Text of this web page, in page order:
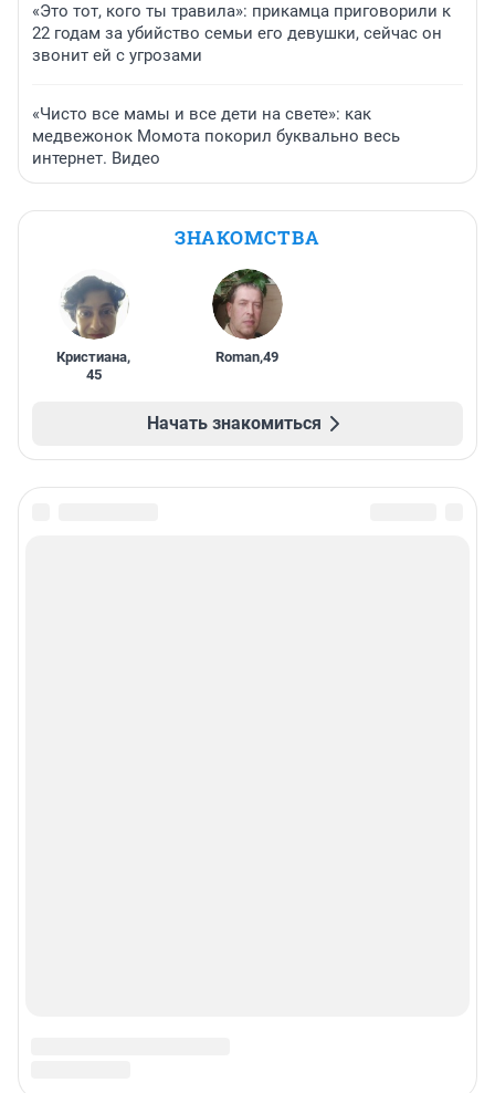
«Это тот, кого ты травила»: прикамца приговорили к
22 годам за убийство семьи его девушки, сейчас он
звонит ей с угрозами
«Чисто все мамы и все дети на свете»: как
медвежонок Момота покорил буквально весь
интернет. Видео
ЗНАКОМСТВА
Кристиана,
45
Roman,49
Начать знакомиться